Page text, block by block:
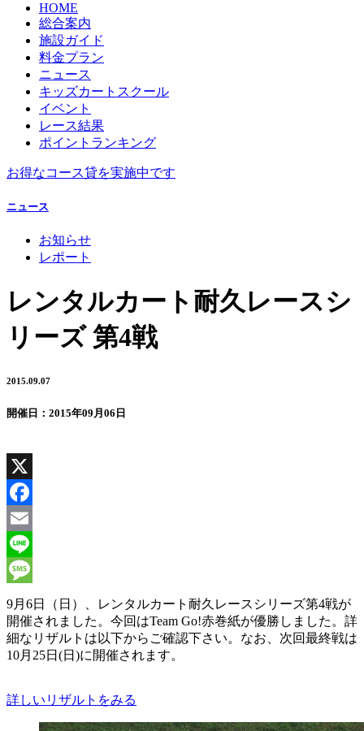
HOME
総合案内
施設ガイド
料金プラン
ニュース
キッズカートスクール
イベント
レース結果
ポイントランキング
お得なコース貸を実施中です
ニュース
お知らせ
レポート
レンタルカート耐久レースシ
リーズ 第4戦
2015.09.07
開催日：2015年09月06日
X
Facebook
Email
Line
Message
9月6日（日）、レンタルカート耐久レースシリーズ第4戦が
開催されました。今回はTeam Go!赤巻紙が優勝しました。詳
細なリザルトは以下からご確認下さい。なお、次回最終戦は
10月25日(日)に開催されます。
詳しいリザルトをみる